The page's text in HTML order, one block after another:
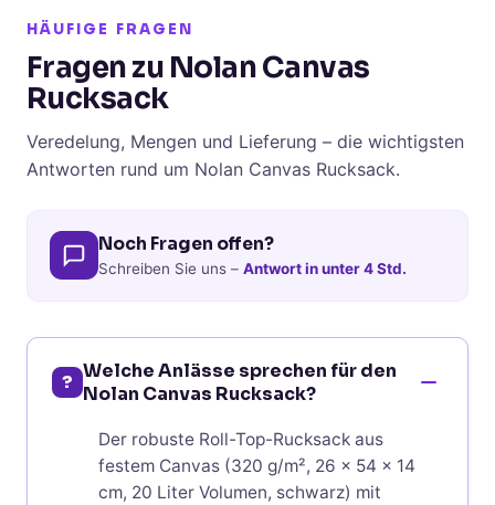
HÄUFIGE FRAGEN
Fragen zu Nolan Canvas
Rucksack
Veredelung, Mengen und Lieferung – die wichtigsten
Antworten rund um Nolan Canvas Rucksack.
Noch Fragen offen?
Schreiben Sie uns – Antwort in unter 4 Std.
? Welche Anlässe sprechen für den
Nolan Canvas Rucksack?
Der robuste Roll-Top-Rucksack aus
festem Canvas (320 g/m², 26 x 54 x 14
cm, 20 Liter Volumen, schwarz) mit